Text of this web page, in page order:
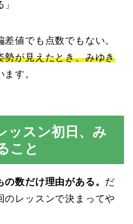
値でも点数でもない。
勢が見えたとき、みゆき
ます。
ッスン初日、み
こと
の数だけ理由がある。 だ
のレッスンで決まってや